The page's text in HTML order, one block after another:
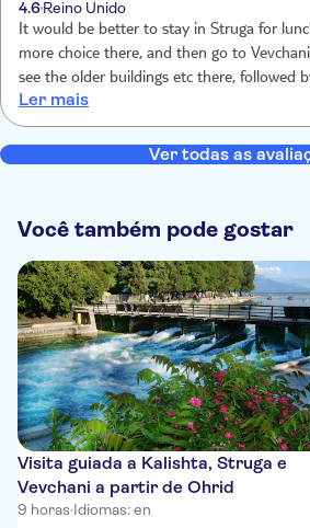
4.6Reino Unido
It would be better to stay in Struga for
more choice there, and then go to
see the older buildings etc there, followed
Ler mais
Ver todas as
Você também pode gostar
Visita guiada a Kalishta, Struga e
Vevchani a partir de Ohrid
9 horas·Idiomas: en